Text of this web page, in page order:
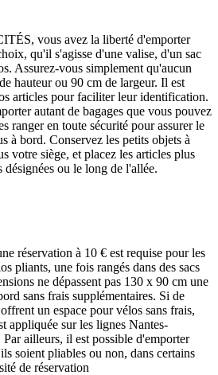
vous avez la liberté d'emporter
qu'il s'agisse d'une valise, d'un sac
Assurez-vous simplement qu'aucun
hauteur ou 90 cm de largeur. Il est
articles pour faciliter leur identification.
autant de bagages que vous pouvez
ranger en toute sécurité pour assurer le
à bord. Conservez les petits objets à
votre siège, et placez les articles plus
ou le long de l'allée.
réservation à 10 € est requise pour les
pliants, une fois rangés dans des sacs
ne dépassent pas 130 x 90 cm une
sans frais supplémentaires. Si de
un espace pour vélos sans frais,
appliquée sur les lignes Nantes-
ailleurs, il est possible d'emporter
soient pliables ou non, dans certains
de réservation